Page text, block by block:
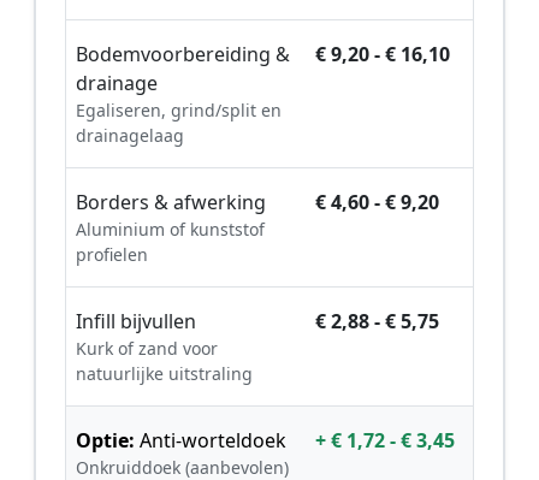
Bodemvoorbereiding &
drainage
Egaliseren, grind/split en
drainagelaag
€ 9,20 - € 16,10
Borders & afwerking
Aluminium of kunststof
profielen
€ 4,60 - € 9,20
Infill bijvullen
Kurk of zand voor
natuurlijke uitstraling
€ 2,88 - € 5,75
Optie: Anti-worteldoek
Onkruiddoek (aanbevolen)
+ € 1,72 - € 3,45